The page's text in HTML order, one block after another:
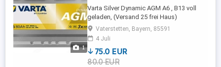
1
Varta Silver Dynamic AGM A6 , B13 voll
geladen, (Versand 25 frei Haus)
Vaterstetten, Bayern, 85591
4 Juli
75.0 EUR
80.0 EUR